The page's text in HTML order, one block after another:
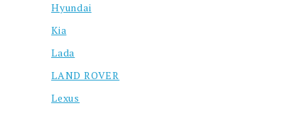
Hyundai
Kia
Lada
LAND ROVER
Lexus